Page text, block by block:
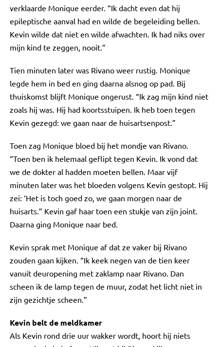
verklaarde Monique eerder. “Ik dacht even dat hij
epileptische aanval had en wilde de begeleiding bellen.
Kevin wilde dat niet en wilde afwachten. Ik had niks over
mijn kind te zeggen, nooit.”
Tien minuten later was Rivano weer rustig. Monique
legde hem in bed en ging daarna alsnog op pad. Bij
thuiskomst blijft Monique ongerust. “Ik zag mijn kind niet
zoals hij was. Hij had koortsstuipen. Ik heb toen tegen
Kevin gezegd: we gaan naar de huisartsenpost.”
Toen zag Monique bloed bij het mondje van Rivano.
“Toen ben ik helemaal geflipt tegen Kevin. Ik vond dat
we de dokter al hadden moeten bellen. Maar vijf
minuten later was het bloeden volgens Kevin gestopt. Hij
zei: ‘Het is toch goed zo, we gaan morgen naar de
huisarts.” Kevin gaf haar toen een stukje van zijn joint.
Daarna ging Monique naar bed.
Kevin sprak met Monique af dat ze vaker bij Rivano
zouden gaan kijken. “Ik keek negen van de tien keer
vanuit deuropening met zaklamp naar Rivano. Dan
scheen ik de lamp tegen de muur, zodat het licht niet in
zijn gezichtje scheen.”
Kevin belt de meldkamer
Als Kevin rond drie uur wakker wordt, hoort hij niets